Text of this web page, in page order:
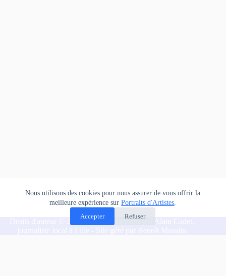
Nous utilisons des cookies pour nous assurer de vous offrir la
meilleure expérience surPortraits d'Artistes.
Accepter
Refuser
Droits d'auteur © 2026 Portraits d'artistes par Alain Cadet,